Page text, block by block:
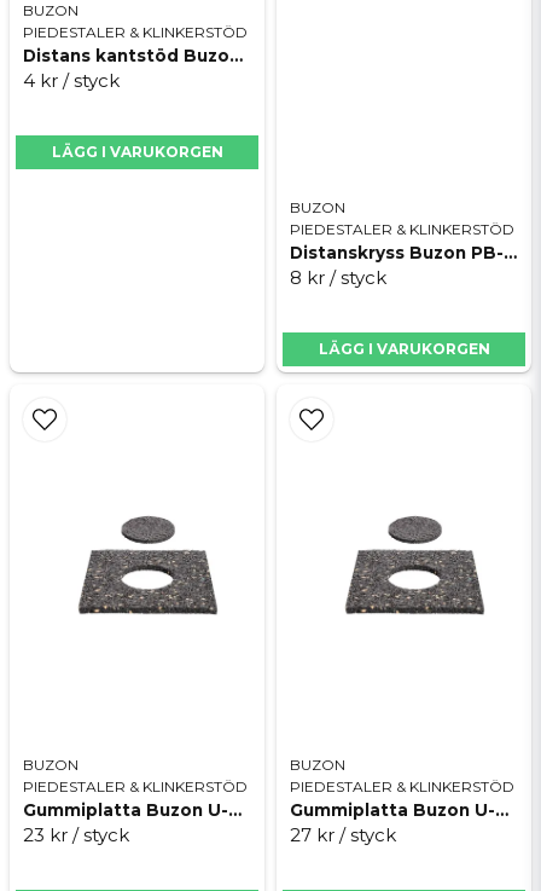
BUZON
PIEDESTALER & KLINKERSTÖD
Distans kantstöd Buzon U-TABS 3 mm
4 kr / styck
LÄGG I VARUKORGEN
BUZON
PIEDESTALER & KLINKERSTÖD
Distanskryss Buzon PB-0-S-TABS 3 mm
8 kr / styck
LÄGG I VARUKORGEN
BUZON
PIEDESTALER & KLINKERSTÖD
Gummiplatta Buzon U-PAD-GROUND 200x200x3 mm
23 kr / styck
BUZON
PIEDESTALER & KLINKERSTÖD
Gummiplatta Buzon U-PAD-GROUND 200x200x6 mm
27 kr / styck